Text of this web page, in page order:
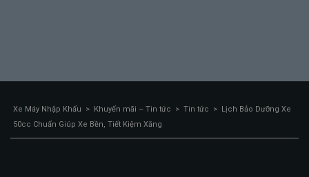
Xe Máy Nhập Khẩu > Khuyến mãi – Tin tức > Tin tức > Lịch Bảo Dưỡng Xe
50cc Chuẩn Giúp Xe Bền, Tiết Kiệm Xăng